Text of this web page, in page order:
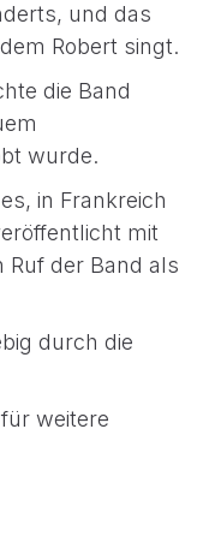
und das
Robert singt.
die Band
wurde.
in Frankreich
mit
Ruf der Band als
durch die
weitere